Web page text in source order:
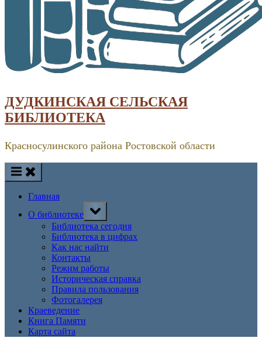
ДУДКИНСКАЯ СЕЛЬСКАЯ
БИБЛИОТЕКА
Красносулинского района Ростовской области
Главная
О библиотеке
Toggle
sub-
menu
Библиотека сегодня
Библиотека в цифрах
Как нас найти
Контакты
Режим работы
Историческая справка
Правила пользования
Фотогалерея
Краеведение
Книга Памяти
Карта сайта